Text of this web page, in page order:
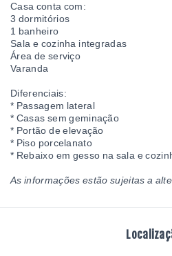
Casa conta com:
3 dormitórios
1 banheiro
Sala e cozinha integradas
Área de serviço
Varanda
Diferenciais:
* Passagem lateral
* Casas sem geminação
* Portão de elevação
* Piso porcelanato
* Rebaixo em gesso na sala e
As informações estão sujeitas a